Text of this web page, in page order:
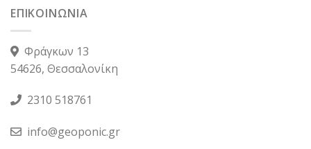
ΕΠΙΚΟΙΝΩΝΙΑ
Φράγκων 13
54626, Θεσσαλονίκη
2310 518761
info@geoponic.gr